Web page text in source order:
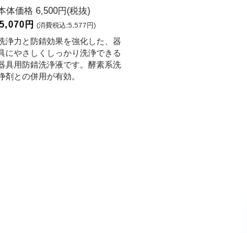
体価格 6,500円(税抜)
5,070円 (消費税込:5,577円)
浄力と防錆効果を強化した、器
にやさしくしっかり洗浄できる
具用防錆洗浄液です。酵素系洗
剤との併用が有効。